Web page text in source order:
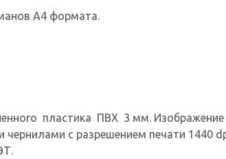
А4 формата.
пластика ПВХ 3 мм. Изображение
чернилами с разрешением печати 1440